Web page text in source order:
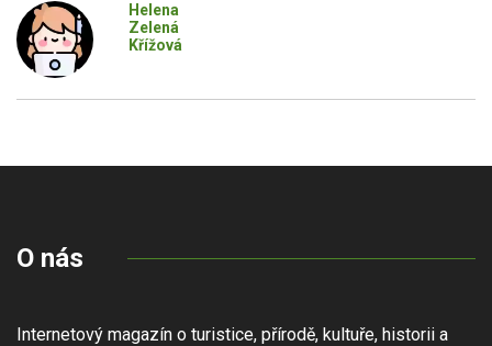
Helena
Zelená
Křížová
O nás
Internetový magazín o turistice, přírodě, kultuře, historii a